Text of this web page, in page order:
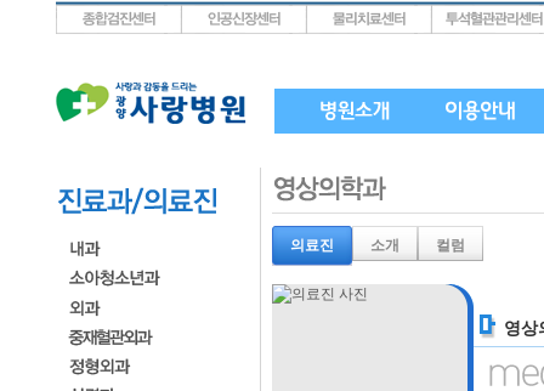
상단메뉴로 바로가기
왼쪽메뉴로 바로가기
본문으로 바로가기
의료진 소개 컬럼
영상